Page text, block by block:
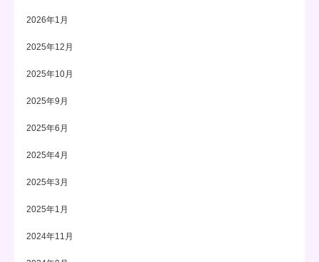
2026年1月
2025年12月
2025年10月
2025年9月
2025年6月
2025年4月
2025年3月
2025年1月
2024年11月